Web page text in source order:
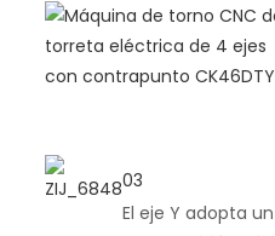
03
El eje Y adopta